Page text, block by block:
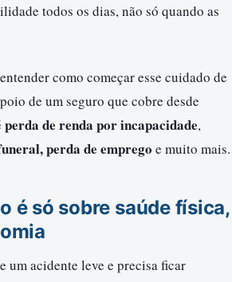
todos os dias, não só quando as
como começar esse cuidado de
de um seguro que cobre desde
perda de renda por incapacidade,
perda de emprego e muito mais.
é só sobre saúde física,
um acidente leve e precisa ficar